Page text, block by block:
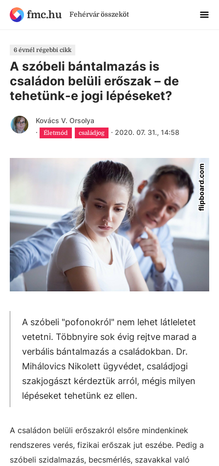
fmc.hu Fehérvár összeköt
6 évnél régebbi cikk
A szóbeli bántalmazás is
családon belüli erőszak – de
tehetünk-e jogi lépéseket?
Kovács V. Orsolya
·
Életmód családjog · 2020. 07. 31., 14:58
flipboard.com
A szóbeli "pofonokról" nem lehet látleletet
vetetni. Többnyire sok évig rejtve marad a
verbális bántalmazás a családokban. Dr.
Mihálovics Nikolett ügyvédet, családjogi
szakjogászt kérdeztük arról, mégis milyen
lépéseket tehetünk ez ellen.
A családon belüli erőszakról elsőre mindenkinek
rendszeres verés, fizikai erőszak jut eszébe. Pedig a
szóbeli szidalmazás, becsmérlés, szavakkal való